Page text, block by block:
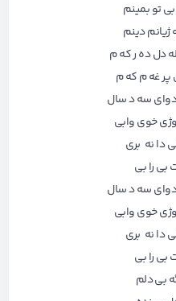
بی تو بمینم
دینم
له دل ده ر که م
پر غه م که م
سه د سال
خوی وابی
دا نه بری
بی را بی
سه د سال
خوی وابی
دا نه بری
بی را بی
بی دلم